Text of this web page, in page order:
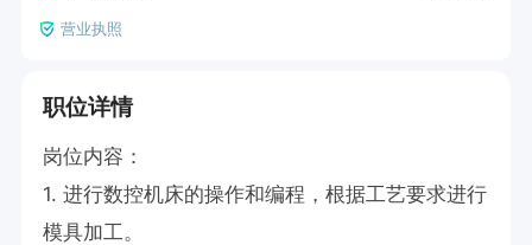
营业执照
职位详情
岗位内容：
1. 进行数控机床的操作和编程，根据工艺要求进行
模具加工。